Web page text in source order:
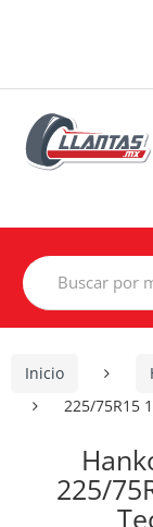
Search
for:
Inicio
225/75R15
225/